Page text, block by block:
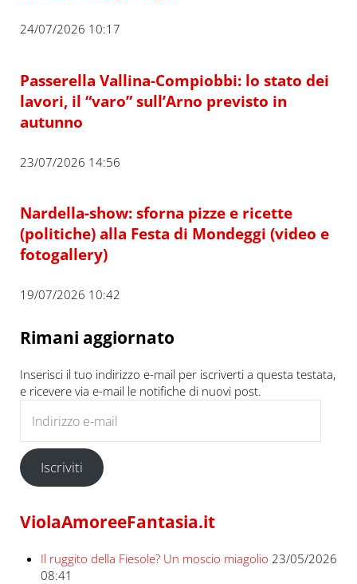
24/07/2026 10:17
Passerella Vallina-Compiobbi: lo stato dei
lavori, il “varo” sull’Arno previsto in
autunno
23/07/2026 14:56
Nardella-show: sforna pizze e ricette
(politiche) alla Festa di Mondeggi (video e
fotogallery)
19/07/2026 10:42
Rimani aggiornato
Inserisci il tuo indirizzo e-mail per iscriverti a questa testata,
e ricevere via e-mail le notifiche di nuovi post.
Iscriviti
ViolaAmoreeFantasia.it
Il ruggito della Fiesole? Un moscio miagolio 23/05/2026
08:41